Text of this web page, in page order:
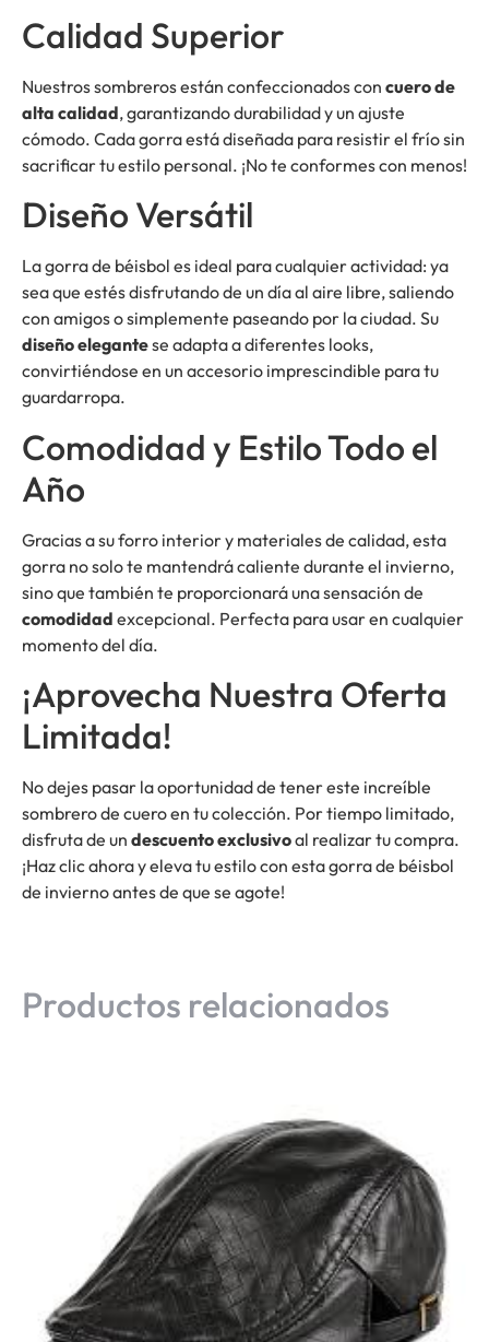
Calidad Superior
Nuestros sombreros están confeccionados con cuero de
alta calidad, garantizando durabilidad y un ajuste
cómodo. Cada gorra está diseñada para resistir el frío sin
sacrificar tu estilo personal. ¡No te conformes con menos!
Diseño Versátil
La gorra de béisbol es ideal para cualquier actividad: ya
sea que estés disfrutando de un día al aire libre, saliendo
con amigos o simplemente paseando por la ciudad. Su
diseño elegantese adapta a diferentes looks,
convirtiéndose en un accesorio imprescindible para tu
guardarropa.
Comodidad y Estilo Todo el
Año
Gracias a su forro interior y materiales de calidad, esta
gorra no solo te mantendrá caliente durante el invierno,
sino que también te proporcionará una sensación de
comodidad excepcional. Perfecta para usar en cualquier
momento del día.
¡Aprovecha Nuestra Oferta
Limitada!
No dejes pasar la oportunidad de tener este increíble
sombrero de cuero en tu colección. Por tiempo limitado,
disfruta de un descuento exclusivoal realizar tu compra.
¡Haz clic ahora y eleva tu estilo con esta gorra de béisbol
de invierno antes de que se agote!
Productos relacionados